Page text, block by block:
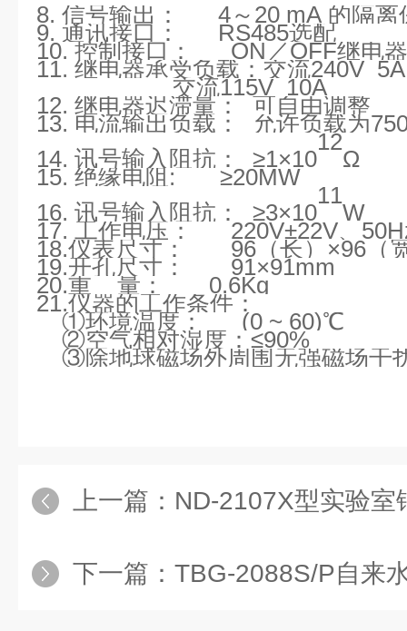
8. 信号输出： 4～ 20 mA 的隔离
9. 通讯接口： RS485选配
10.控制接口： ON ／OFF继电器
11. 继电器承受负载： 交流240V 5A
交流115V 10A
12. 继电器迟滞量： 可自由调整
13. 电流输出负载：
允许负载为
14. 讯号输入阻抗： ≥1×10
12
Ω
15. 绝缘电阻: ≥20MW
16. 讯号输入阻抗： ≥3×10
11
W
17. 工作电压：220V±22V、50
18.仪表尺寸： 96 （长） ×96 （
19.开孔尺寸： 91×91mm
20.重量： 0.6Kg
21.仪器的工作条件：
①环境温度： (0 ~ 60)℃
②空气相对湿度：≤90%
③除地球磁场外周围无强磁场干
上一篇： ND-2107X型实验室
下一篇： TBG-2088S/P自来